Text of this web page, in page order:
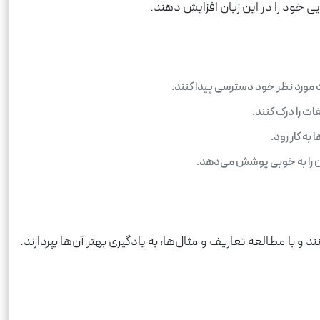
خود را در این زبان افزایش دهند.
نظر خود دسترسی پیدا کنند.
را درک کنند.
کار رود.
را به خوبی پوشش می‌دهد.
مطالعه تعاریف و مثال‌ها، به یادگیری بهتر آن‌ها بپردازند.